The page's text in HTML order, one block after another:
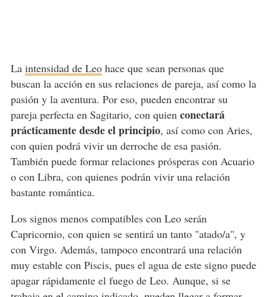
La intensidad de Leohace que sean personas que
buscan la acción en sus relaciones de pareja, así como la
pasión y la aventura. Por eso, pueden encontrar su
pareja perfecta en Sagitario, con quien conectará
prácticamente desde el principio, así como con Aries,
con quien podrá vivir un derroche de esa pasión.
También puede formar relaciones prósperas con Acuario
o con Libra, con quienes podrán vivir una relación
bastante romántica.
Los signos menos compatibles con Leo serán
Capricornio, con quien se sentirá un tanto "atado/a", y
con Virgo. Además, tampoco encontrará una relación
muy estable con Piscis, pues el agua de este signo puede
apagar rápidamente el fuego de Leo. Aunque, si se